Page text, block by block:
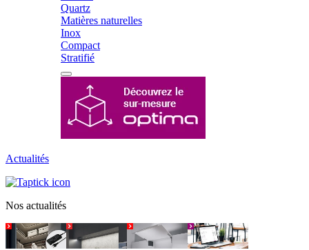
Quartz
Matières naturelles
Inox
Compact
Stratifié
Actualités
Nos actualités